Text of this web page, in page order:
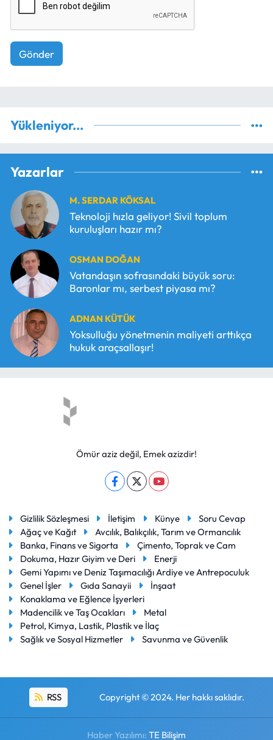
Gönder
Yükleniyor...
Yazarlar
M. SERDAR KÖKSAL
Teknoloji hızla geliyor! Sivil toplum
kuruluşları hazır mı?
OSMAN DOĞAN
Vatandaşın sofrasındaki büyük soru:
Baronlar mı, serbest piyasa mı?
ADNAN KÜTÜK
Yoksulluğu yönetmenin maliyeti arttıkça
hukuk araçsallaşır!
Ömür aziz değil, Emek azizdir!
Gizlilik Sözleşmesi İletişim Künye
Soru Cevap
Ağaç ve Kağıt
Avcılık, Balıkçılık, Tarım ve Ormancılık
Banka, Finans ve Sigorta
Çimento, Toprak ve Cam
Dokuma, Hazır Giyim ve Deri
Enerji
Gemi Yapımı ve Deniz Taşımacılığı Ardiye ve Antrepoculuk
Genel İşler
Gıda Sanayii
İnşaat
Konaklama ve Eğlence İşyerleri
Madencilik ve Taş Ocakları
Metal
Petrol, Kimya, Lastik, Plastik ve İlaç
Sağlık ve Sosyal Hizmetler
Savunma ve Güvenlik
RSS Copyright © 2024. Her hakkı saklıdır.
Haber Yazılımı: TE Bilişim